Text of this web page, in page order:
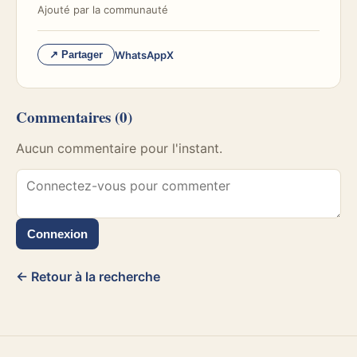
Ajouté par la communauté
↗ Partager WhatsAppX
Commentaires (0)
Aucun commentaire pour l'instant.
Connexion
← Retour à la recherche